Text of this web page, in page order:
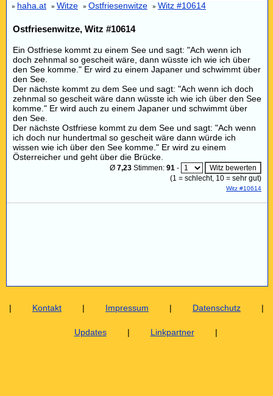
» haha.at » Witze » Ostfriesenwitze » Witz #10614
Ostfriesenwitze, Witz #10614
Ein Ostfriese kommt zu einem See und sagt: "Ach wenn ich
doch zehnmal so gescheit wäre, dann wüsste ich wie ich über
den See komme." Er wird zu einem Japaner und schwimmt über
den See.
Der nächste kommt zu dem See und sagt: "Ach wenn ich doch
zehnmal so gescheit wäre dann wüsste ich wie ich über den See
komme." Er wird auch zu einem Japaner und schwimmt über
den See.
Der nächste Ostfriese kommt zu dem See und sagt: "Ach wenn
ich doch nur hundertmal so gescheit wäre dann würde ich
wissen wie ich über den See komme." Er wird zu einem
Österreicher und geht über die Brücke.
Ø 7,23 Stimmen: 91 -
(1 = schlecht, 10 = sehr gut)
Witz #10614
| Kontakt | Impressum | Datenschutz |
Updates | Linkpartner |